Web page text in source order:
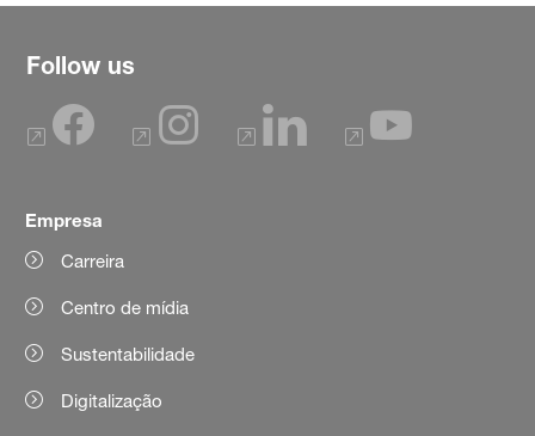
Follow us
Empresa
Carreira
Centro de mídia
Sustentabilidade
Digitalização